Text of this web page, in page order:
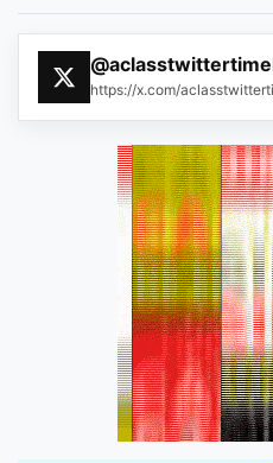
https://x.com/